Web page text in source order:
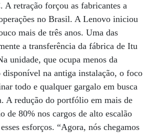
A retração forçou as fabricantes a
no Brasil. A Lenovo iniciou
mais de três anos. Uma das
a transferência da fábrica de Itu
unidade, que ocupa menos da
disponível na antiga instalação, o foco
todo e qualquer gargalo em busca
A redução do portfólio em mais de
de 80% nos cargos de alto escalão
esforços. “Agora, nós chegamos